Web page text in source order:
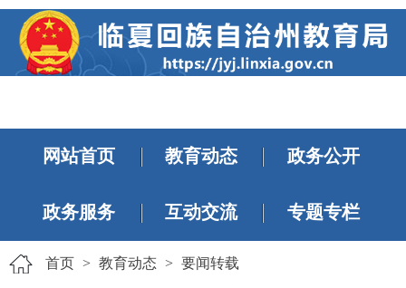
网站首页 教育动态 政务公开
政务服务 互动交流 专题专栏
首页 > 教育动态 > 要闻转载